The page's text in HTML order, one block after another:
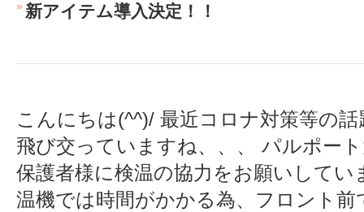
新アイテム導入決定！！
こんにちは(^^)/ 最近コロナ対策等の
飛び交っていますね、、、 パルポー
保護者様に検温の協力をお願いしてい
温機では時間がかかる為、フロント前